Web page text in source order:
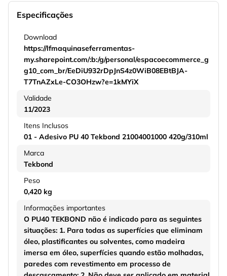
Especificações
Download
https://lfmaquinaseferramentas-
my.sharepoint.com/:b:/g/personal/espacoecommerce_g
g10_com_br/EeDiU932rDpJnS4z0WiB08EBtBJA-
T7TnAZxLe-CO3OHzw?e=1kMYiX
Validade
11/2023
Itens Inclusos
01 - Adesivo PU 40 Tekbond 21004001000 420g/310ml
Marca
Tekbond
Peso
0,420 kg
Informações importantes
O PU40 TEKBOND não é indicado para as seguintes
situações: 1. Para todas as superfícies que eliminam
óleo, plastificantes ou solventes, como madeira
imersa em óleo, superfícies quando estão molhadas,
paredes com revestimento em processo de